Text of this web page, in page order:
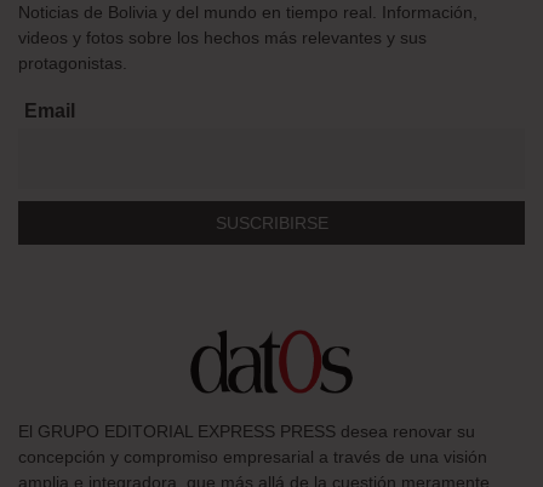
Noticias de Bolivia y del mundo en tiempo real. Información,
videos y fotos sobre los hechos más relevantes y sus
protagonistas.
Email
El GRUPO EDITORIAL EXPRESS PRESS desea renovar su
concepción y compromiso empresarial a través de una visión
amplia e integradora, que más allá de la cuestión meramente